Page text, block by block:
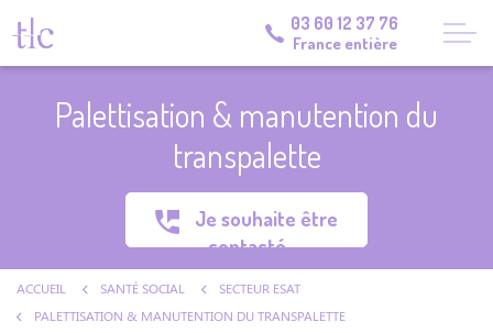
03 60 12 37 76
France entière
Palettisation & manutention du
transpalette
Je souhaite être
contacté
ACCUEIL SANTÉ SOCIAL
SECTEUR ESAT
PALETTISATION & MANUTENTION DU TRANSPALETTE